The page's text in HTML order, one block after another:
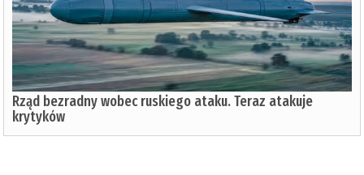
Rząd bezradny wobec ruskiego ataku. Teraz atakuje
krytyków